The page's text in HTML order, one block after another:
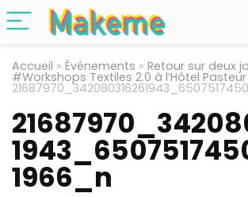
Accueil » Événements » Retour sur deux
#Workshops Textiles 2.0 à l’Hôtel
1966_n